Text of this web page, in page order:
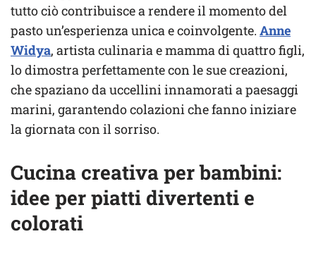
tutto ciò contribuisce a rendere il momento del
pasto un’esperienza unica e coinvolgente. Anne
Widya, artista culinaria e mamma di quattro figli,
lo dimostra perfettamente con le sue creazioni,
che spaziano da uccellini innamorati a paesaggi
marini, garantendo colazioni che fanno iniziare
la giornata con il sorriso.
Cucina creativa per bambini:
idee per piatti divertenti e
colorati